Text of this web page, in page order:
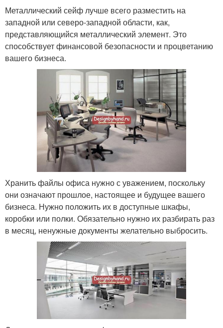
Металлический сейф лучше всего разместить на
западной или северо-западной области, как,
представляющийся металлический элемент. Это
способствует финансовой безопасности и процветанию
вашего бизнеса.
Хранить файлы офиса нужно с уважением, поскольку
они означают прошлое, настоящее и будущее вашего
бизнеса. Нужно положить их в доступные шкафы,
коробки или полки. Обязательно нужно их разбирать раз
в месяц, ненужные документы желательно выбросить.